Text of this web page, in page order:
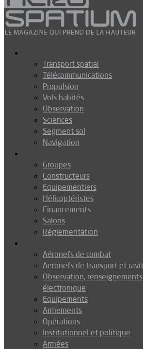
Transport spatial
Télécommunications
Propulsion
Vols habités
Observation
Sciences
Segment sol
Navigation
Groupes
Constructeurs
Equipementiers
Hélicoptéristes
Financements
Salons
Réglementation
Aéronefs de combat
Aeronefs de transport et
Observation,
électronique
Equipements
Armements
Opérations
Institutionnel et politique
Armées